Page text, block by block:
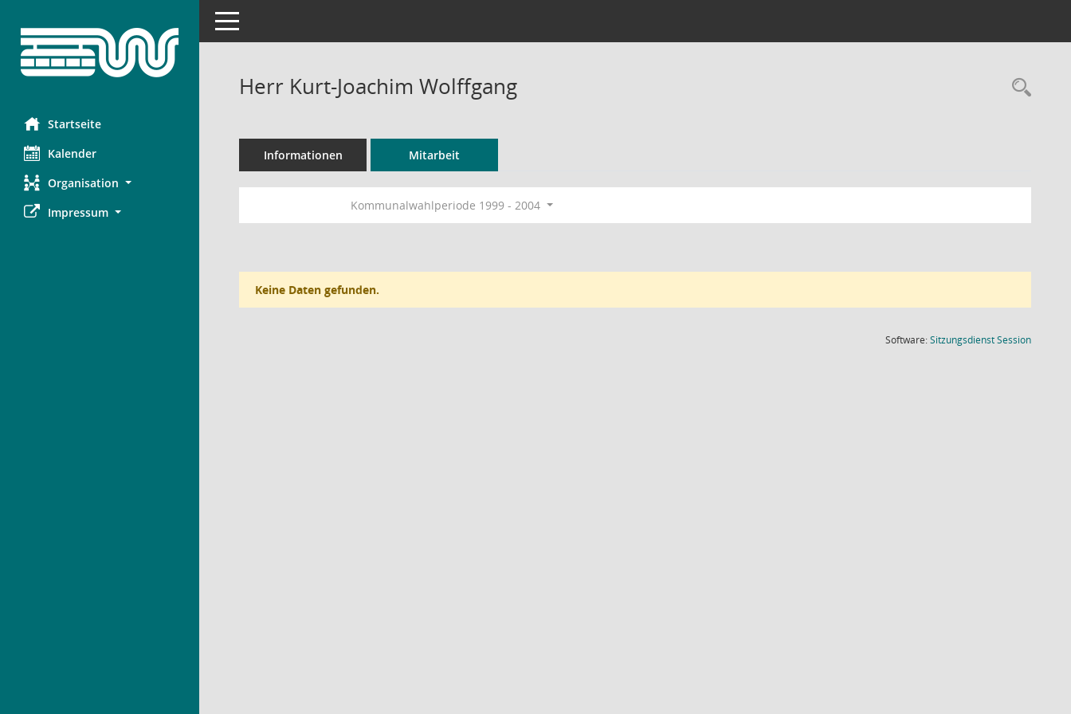
Startseite
Kalender
Organisation
Impressum
Toggle navigation
Herr Kurt-Joachim Wolffgang
Informationen Mitarbeit
Kommunalwahlperiode 1999 - 2004
Keine Daten gefunden.
Software:SitzungsdienstSession(Wird in